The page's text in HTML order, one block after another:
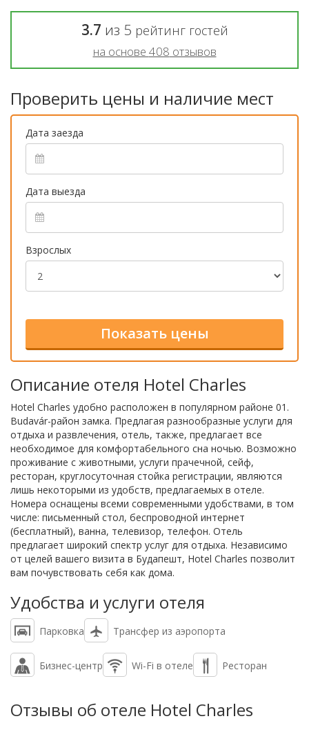
3.7 из 5 рейтинг гостей
на основе 408 отзывов
Проверить цены и наличие мест
Дата заезда
Дата выезда
Взрослых
Описание отеля Hotel Charles
Hotel Charles удобно расположен в популярном районе 01.
Budavár-район замка. Предлагая разнообразные услуги для
отдыха и развлечения, отель, также, предлагает все
необходимое для комфортабельного сна ночью. Возможно
проживание с животными, услуги прачечной, сейф,
ресторан, круглосуточная стойка регистрации, являются
лишь некоторыми из удобств, предлагаемых в отеле.
Номера оснащены всеми современными удобствами, в том
числе: письменный стол, беспроводной интернет
(бесплатный), ванна, телевизор, телефон. Отель
предлагает широкий спектр услуг для отдыха. Независимо
от целей вашего визита в Будапешт, Hotel Charles позволит
вам почувствовать себя как дома.
Удобства и услуги отеля
Парковка Трансфер из аэропорта
Бизнес-центр Wi-Fi в отеле Ресторан
Отзывы об отеле Hotel Charles